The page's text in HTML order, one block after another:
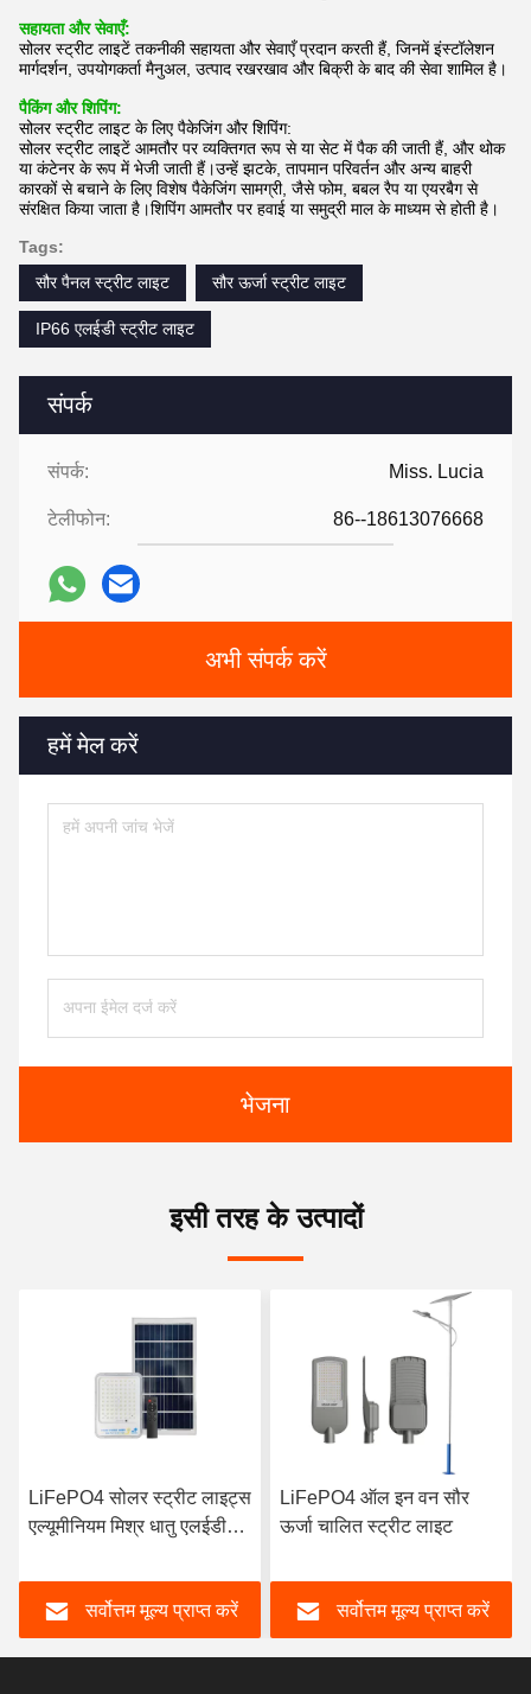
संपर्क
संपर्क: Miss. Lucia
टेलीफोन: 86--18613076668
अभी संपर्क करें
हमें मेल करें
भेजना
सहायता और सेवाएँ:
सोलर स्ट्रीट लाइटें तकनीकी सहायता और सेवाएँ प्रदान करती हैं, जिनमें इंस्टॉलेशन
मार्गदर्शन, उपयोगकर्ता मैनुअल, उत्पाद रखरखाव और बिक्री के बाद की सेवा शामिल है।
पैकिंग और शिपिंग:
सोलर स्ट्रीट लाइट के लिए पैकेजिंग और शिपिंग:
सोलर स्ट्रीट लाइटें आमतौर पर व्यक्तिगत रूप से या सेट में पैक की जाती हैं, और थोक
या कंटेनर के रूप में भेजी जाती हैं।उन्हें झटके, तापमान परिवर्तन और अन्य बाहरी
कारकों से बचाने के लिए विशेष पैकेजिंग सामग्री, जैसे फोम, बबल रैप या एयरबैग से
संरक्षित किया जाता है।शिपिंग आमतौर पर हवाई या समुद्री माल के माध्यम से होती है।
Tags:
सौर पैनल स्ट्रीट लाइट
सौर ऊर्जा स्ट्रीट लाइट
IP66 एलईडी स्ट्रीट लाइट
इसी तरह के उत्पादों
LiFePO4 सोलर स्ट्रीट लाइट्स
एल्यूमीनियम मिश्र धातु एलईडी
सर्वोत्तम मूल्य प्राप्त करें
LiFePO4 ऑल इन वन सौर
ऊर्जा चालित स्ट्रीट लाइट
सर्वोत्तम मूल्य प्राप्त करें